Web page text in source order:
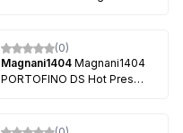
(0)
Magnani1404 Magnani1404
PORTOFINO DS Hot Pres